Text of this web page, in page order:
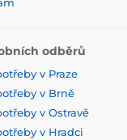
odběrů
v Praze
v Brně
v Ostravě
v Hradci